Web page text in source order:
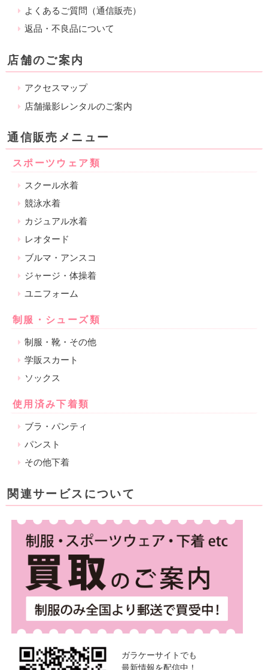
よくあるご質問（通信販売）
返品・不良品について
店舗のご案内
アクセスマップ
店舗撮影レンタルのご案内
通信販売メニュー
スポーツウェア類
スクール水着
競泳水着
カジュアル水着
レオタード
ブルマ・アンスコ
ジャージ・体操着
ユニフォーム
制服・シューズ類
制服・靴・その他
学販スカート
ソックス
使用済み下着類
ブラ・パンティ
パンスト
その他下着
関連サービスについて
ガラケーサイトでも
最新情報を配信中！